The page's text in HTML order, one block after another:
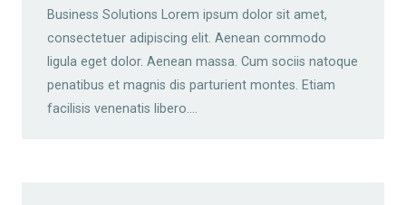
Business Solutions Lorem ipsum dolor sit amet,
consectetuer adipiscing elit. Aenean commodo
ligula eget dolor. Aenean massa. Cum sociis natoque
penatibus et magnis dis parturient montes. Etiam
facilisis venenatis libero.…